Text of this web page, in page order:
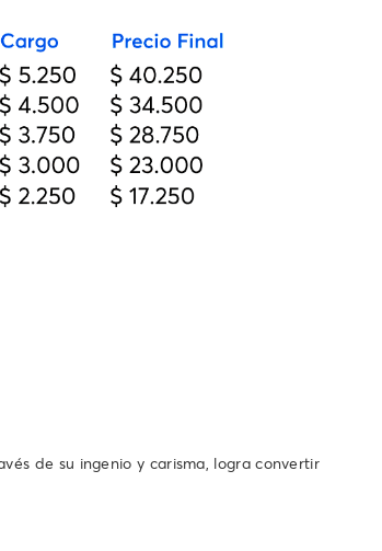
de su ingenio y carisma, logra convertir